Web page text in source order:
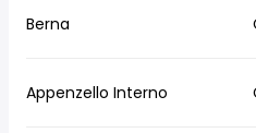
Berna
Appenzello Interno